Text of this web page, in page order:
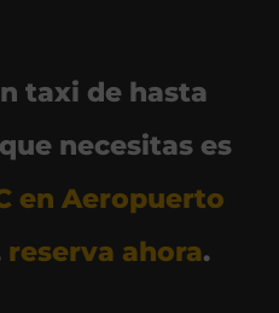
taxi de hasta
necesitas es
en Aeropuerto
reserva ahora.